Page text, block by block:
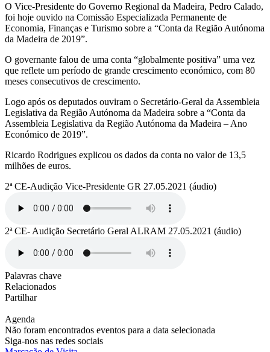
O Vice-Presidente do Governo Regional da Madeira, Pedro Calado,
foi hoje ouvido na Comissão Especializada Permanente de
Economia, Finanças e Turismo sobre a “Conta da Região Autónoma
da Madeira de 2019”.
O governante falou de uma conta “globalmente positiva” uma vez
que reflete um período de grande crescimento económico, com 80
meses consecutivos de crescimento.
Logo após os deputados ouviram o Secretário-Geral da Assembleia
Legislativa da Região Autónoma da Madeira sobre a “Conta da
Assembleia Legislativa da Região Autónoma da Madeira – Ano
Económico de 2019”.
Ricardo Rodrigues explicou os dados da conta no valor de 13,5
milhões de euros.
2ª CE-Audição Vice-Presidente GR 27.05.2021 (áudio)
2ª CE- Audição Secretário Geral ALRAM 27.05.2021 (áudio)
Palavras chave
Relacionados
Partilhar
Agenda
Não foram encontrados eventos para a data selecionada
Siga-nos nas redes sociais